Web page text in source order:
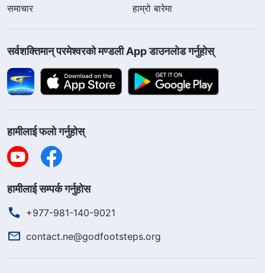
समाचार
हाम्रो बारेमा
सर्वशक्तिमान्‌ परमेश्‍वरको मण्डली App डाउनलोड गर्नुहोस्
हामीलाई फलो गर्नुहोस्
हामीलाई सम्पर्क गर्नुहोस
+977-981-140-9021
contact.ne@godfootsteps.org